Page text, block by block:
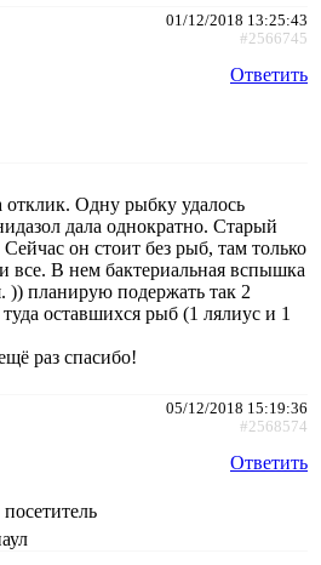
01/12/2018 13:25:43
#2566745
Ответить
Одну рыбку удалось
дала однократно. Старый
он стоит без рыб, там только
все. В нем бактериальная вспышка
)) планирую подержать так 2
оставшихся рыб (1 лялиус и 1
раз спасибо!
05/12/2018 15:19:36
#2568574
Ответить